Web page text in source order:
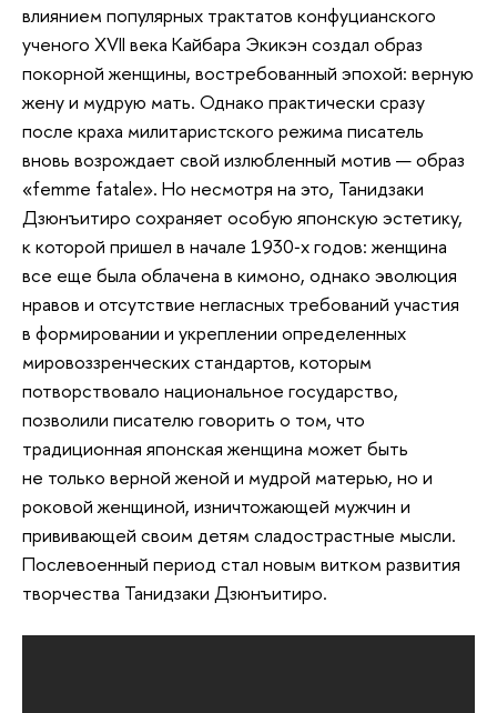
влиянием популярных трактатов конфуцианского
ученого ХVII века Кайбара Экикэн создал образ
покорной женщины, востребованный эпохой: верную
жену и мудрую мать. Однако практически сразу
после краха милитаристского режима писатель
вновь возрождает свой излюбленный мотив — образ
«femme fatale». Но несмотря на это, Танидзаки
Дзюнъитиро сохраняет особую японскую эстетику,
к которой пришел в начале 1930‑х годов: женщина
все еще была облачена в кимоно, однако эволюция
нравов и отсутствие негласных требований участия
в формировании и укреплении определенных
мировоззренческих стандартов, которым
потворствовало национальное государство,
позволили писателю говорить о том, что
традиционная японская женщина может быть
не только верной женой и мудрой матерью, но и
роковой женщиной, изничтожающей мужчин и
прививающей своим детям сладострастные мысли.
Послевоенный период стал новым витком развития
творчества Танидзаки Дзюнъитиро.